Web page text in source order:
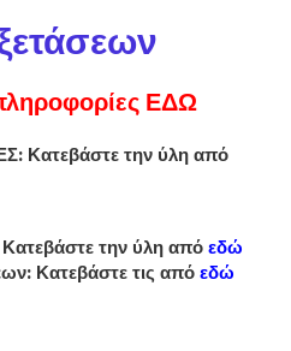
ΕΔΩ
Κατεβάστε την ύλη από
την ύλη από εδώ
Κατεβάστε τις από εδώ